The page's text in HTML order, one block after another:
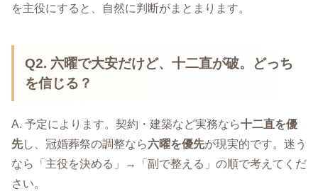
を主役にすると、自然に判断がまとまります。
Q2. 六曜で大安だけど、十二直が破。どっち
を信じる？
A. 予定によります。契約・建築など実務なら十二直を優
先し、冠婚葬祭の調整なら六曜を優先が現実的です。迷う
なら「主役を決める」→「副で整える」の順で考えてくだ
さい。